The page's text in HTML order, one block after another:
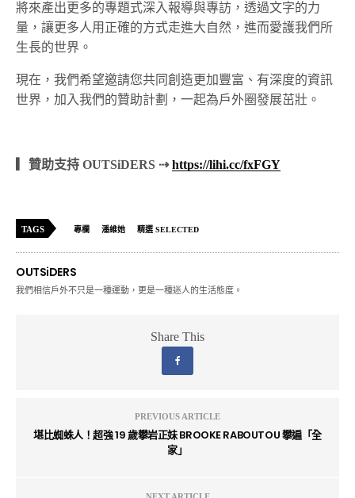
將來產出更多的專題式深入報導與專訪，透過文字的力
量，讓更多人用正確的方式走進大自然，進而愛護我們所
生長的世界。
現在，我們希望邀請您共同創造更加豐富、有深度的資訊
世界，加入我們的贊助計劃，一起為戶外圈發展茁壯。
▎贊助支持 OUTSiDERS ⇢https://lihi.cc/fxFGY
TAGS 專欄 潘維她 精選 SELECTED
OUTSiDERS
我們相信戶外不只是一種運動，更是一種迷人的生活態度。
Share This
PREVIOUS ARTICLE
堪比蜘蛛人！超強 19 歲攀岩正妹 BROOKE RABOUTOU 攀遍「全
家」